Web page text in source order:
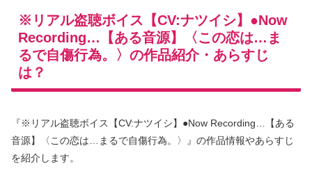
※リアル盗聴ボイス【CV:ナツイシ】●Now
Recording…【ある音源】〈この恋は…ま
るで自傷行為。〉の作品紹介・あらすじ
は？
『※リアル盗聴ボイス【CV:ナツイシ】●Now Recording…【ある
音源】〈この恋は…まるで自傷行為。〉』の作品情報やあらすじ
を紹介します。